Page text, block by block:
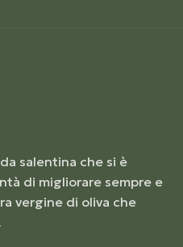
salentina che si è
di migliorare sempre e
vergine di oliva che